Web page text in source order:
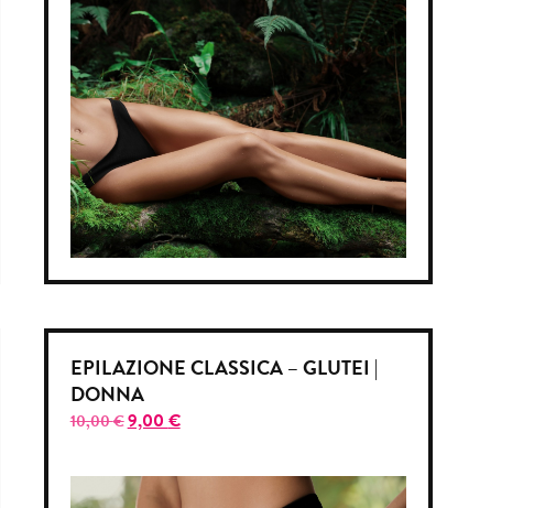
EPILAZIONE CLASSICA – GLUTEI |
DONNA
10,00€9,00€